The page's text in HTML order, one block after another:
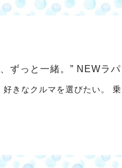
ずっと一緒。” NEWラ
きなクルマを選びたい。